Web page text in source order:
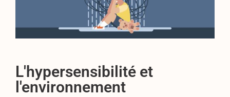
L'hypersensibilité et
l'environnement